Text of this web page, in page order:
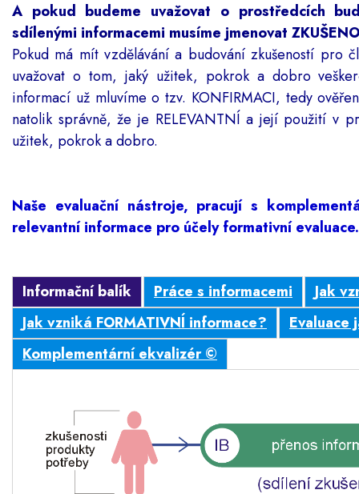
A pokud budeme uvažovat o prostředcích
sdílenými informacemi musíme jmenovat
Pokud má mít vzdělávání a budování zkušeností pro
uvažovat o tom, jaký užitek, pokrok a dobro
informací už mluvíme o tzv. KONFIRMACI, tedy
natolik správně, že je RELEVANTNÍ a její použití v
užitek, pokrok a dobro.
Naše evaluační nástroje, pracují s
relevantní informace pro účely formativní evaluace.
Informační balík Práce s informacemi
Jak
Jak vzniká FORMATIVNÍ informace?
Evaluace
Komplementární ekvalizér ©